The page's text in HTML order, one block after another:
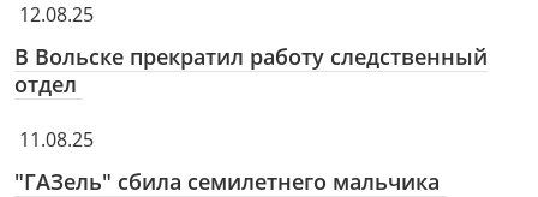
12.08.25
В Вольске прекратил работу следственный
отдел
11.08.25
"ГАЗель" сбила семилетнего мальчика